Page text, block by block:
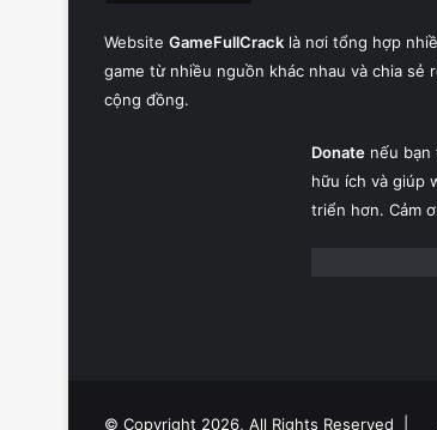
Website GameFullCrack là nơi tổng hợp
game từ nhiều nguồn khác nhau và chia sẻ
cộng đồng.
Donatenếu bạn
hữu ích và giúp
triển hơn. Cảm
© Copyright 2026, All Rights Reserved |